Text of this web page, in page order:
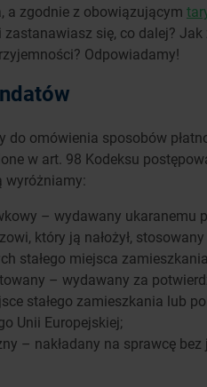
a zgodnie z obowiązującym
zastanawiasz się, co dalej?
Odpowiadamy!
do omówienia sposobów
w art. 98 Kodeksu
wyróżniamy:
– wydawany ukaranemu
który ją nałożył,
stałego miejsca
– wydawany za
stałego zamieszkania lub
Unii Europejskiej;
– nakładany na sprawcę